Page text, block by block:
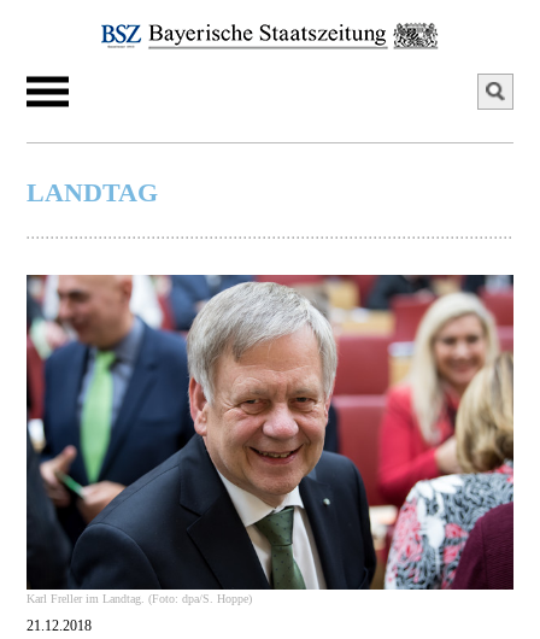
LANDTAG
Karl Freller im Landtag. (Foto: dpa/S. Hoppe)
21.12.2018